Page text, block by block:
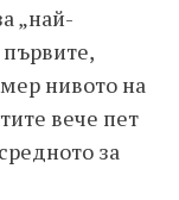
„най-
първите,
нивото на
вече пет
за